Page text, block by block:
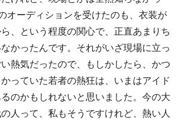
オーディションを受けたのも、衣装が
、という程度の関心で、正直あまりち
かったんです。それがいざ現場に立っ
熱気だったので、もしかしたら、かつ
っていた若者の熱狂は、いまはアイド
のかもしれないと思いました。今の大
人って、私もそうですけれど、熱い人